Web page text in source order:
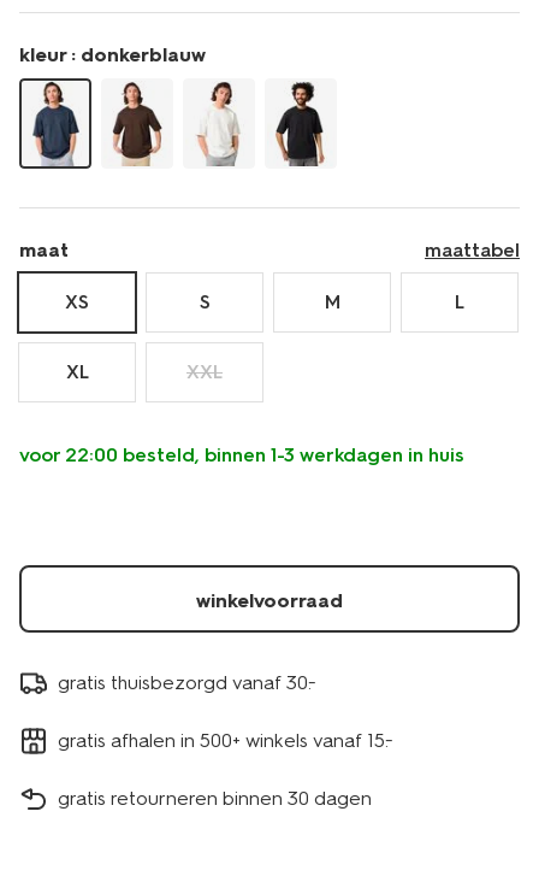
oversized-
fit-
2179051.html
kleur : donkerblauw
maat maattabel
XS S M L
XL XXL
voor 22:00 besteld, binnen 1-3 werkdagen in huis
winkelvoorraad
gratis thuisbezorgd vanaf 30.-
gratis afhalen in 500+ winkels vanaf 15.-
gratis retourneren binnen 30 dagen